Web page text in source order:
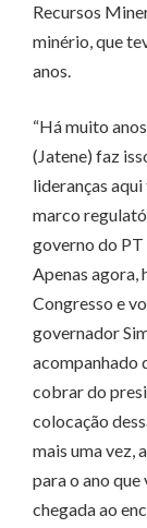
Recursos
minério, que
anos.
“Há muito
(Jatene) faz
lideranças
marco
governo do PT
Apenas agora,
Congresso e
governador
acompanhado
cobrar do
colocação
mais uma vez,
para o ano que
chegada ao